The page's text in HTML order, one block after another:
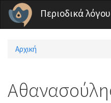
Παράκαμψη προς το κυρίως
Περιοδικά
Είστε εδώ
Αρχική